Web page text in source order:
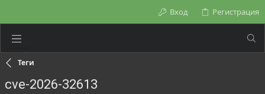
Вход Регистрация
Теги
cve-2026-32613